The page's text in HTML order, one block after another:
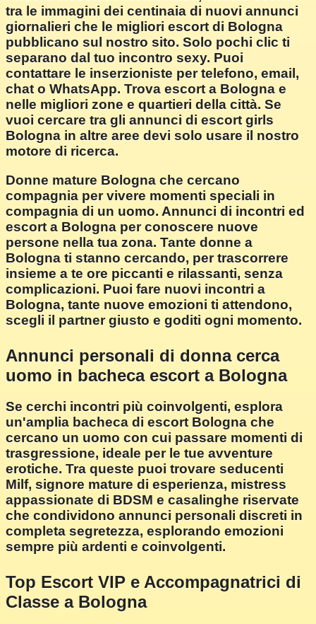
tra le immagini dei centinaia di nuovi annunci
giornalieri che le migliori escort di Bologna
pubblicano sul nostro sito. Solo pochi clic ti
separano dal tuo incontro sexy. Puoi
contattare le inserzioniste per telefono, email,
chat o WhatsApp. Trova escort a Bologna e
nelle migliori zone e quartieri della città. Se
vuoi cercare tra gli annunci di escort girls
Bologna in altre aree devi solo usare il nostro
motore di ricerca.
Donne mature Bologna che cercano
compagnia per vivere momenti speciali in
compagnia di un uomo. Annunci di incontri ed
escort a Bologna per conoscere nuove
persone nella tua zona. Tante donne a
Bologna ti stanno cercando, per trascorrere
insieme a te ore piccanti e rilassanti, senza
complicazioni. Puoi fare nuovi incontri a
Bologna, tante nuove emozioni ti attendono,
scegli il partner giusto e goditi ogni momento.
Annunci personali di donna cerca
uomo in bacheca escort a Bologna
Se cerchi incontri più coinvolgenti, esplora
un'amplia bacheca di escort Bologna che
cercano un uomo con cui passare momenti di
trasgressione, ideale per le tue avventure
erotiche. Tra queste puoi trovare seducenti
Milf, signore mature di esperienza, mistress
appassionate di BDSM e casalinghe riservate
che condividono annunci personali discreti in
completa segretezza, esplorando emozioni
sempre più ardenti e coinvolgenti.
Top Escort VIP e Accompagnatrici di
Classe a Bologna